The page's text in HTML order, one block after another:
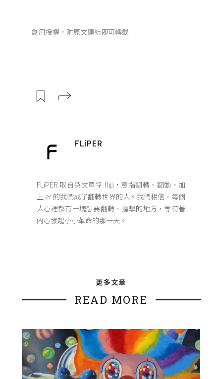
創用授權，附原文連結即可轉載
FLiPER
FLiPER 取自英文單字 flip，意指翻轉、翻動，加
上 er 的我們成了翻轉世界的人。我們相信，每個
人心裡都有一塊想要翻轉、撞擊的地方，等待著
內心發起小小革命的那一天。
更多文章
READ MORE